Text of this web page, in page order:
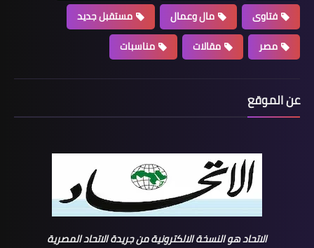
فتاوى
مال وعمال
مستقبل جديد
مصر
مقالات مناسبات
عن الموقع
الاتحاد هو النسخة الالكترونية من جريدة الاتحاد المصرية